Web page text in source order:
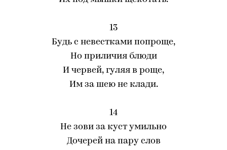
13
Будь с невестками попроще,
Но приличия блюди
И червей, гуляя в роще,
Им за шею не клади.
14
Не зови за куст умильно
Дочерей на пару слов